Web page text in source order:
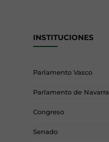
INSTITUCIONES
Parlamento Vasco
Parlamento de Navarra
Congreso
Senado